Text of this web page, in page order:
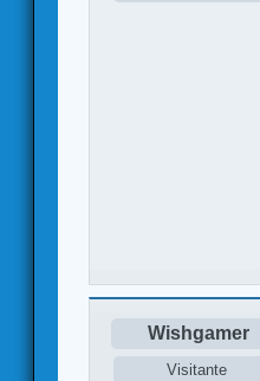
Wishgamer
Visitante